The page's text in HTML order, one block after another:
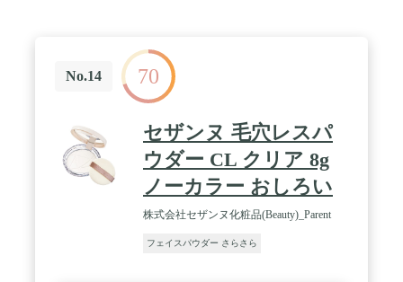
No.14 70
セザンヌ 毛穴レスパ
ウダー CL クリア 8g
ノーカラー おしろい
株式会社セザンヌ化粧品(Beauty)_Parent
フェイスパウダー さらさら